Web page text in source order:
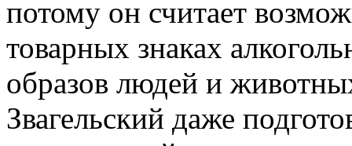
потому он считает
товарных знаках
образов людей и
Звагельский даже